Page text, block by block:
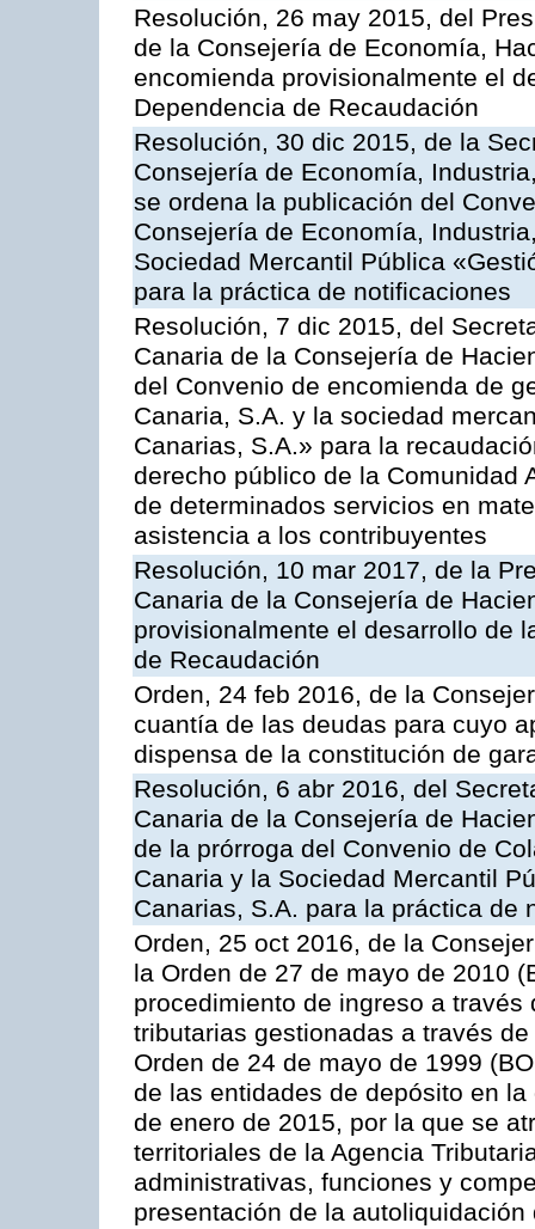
Resolución, 26 may 2015, del
de la Consejería de Economía,
encomienda provisionalmente el
Dependencia de Recaudación
Resolución, 30 dic 2015, de la
Consejería de Economía,
se ordena la publicación del
Consejería de Economía,
Sociedad Mercantil Pública
para la práctica de notificaciones
Resolución, 7 dic 2015, del
Canaria de la Consejería de
del Convenio de encomienda de
Canaria, S.A. y la sociedad
Canarias, S.A.» para la
derecho público de la Comunidad
de determinados servicios en
asistencia a los contribuyentes
Resolución, 10 mar 2017, de la
Canaria de la Consejería de
provisionalmente el desarrollo de
de Recaudación
Orden, 24 feb 2016, de la
cuantía de las deudas para cuyo
dispensa de la constitución de
Resolución, 6 abr 2016, del
Canaria de la Consejería de
de la prórroga del Convenio de
Canaria y la Sociedad Mercantil
Canarias, S.A. para la práctica de
Orden, 25 oct 2016, de la
la Orden de 27 de mayo de 2010
procedimiento de ingreso a
tributarias gestionadas a través
Orden de 24 de mayo de 1999
de las entidades de depósito en
de enero de 2015, por la que se
territoriales de la Agencia
administrativas, funciones y
presentación de la